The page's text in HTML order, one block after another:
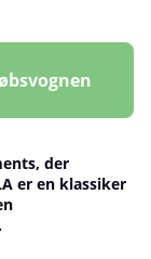
der
er en klassiker